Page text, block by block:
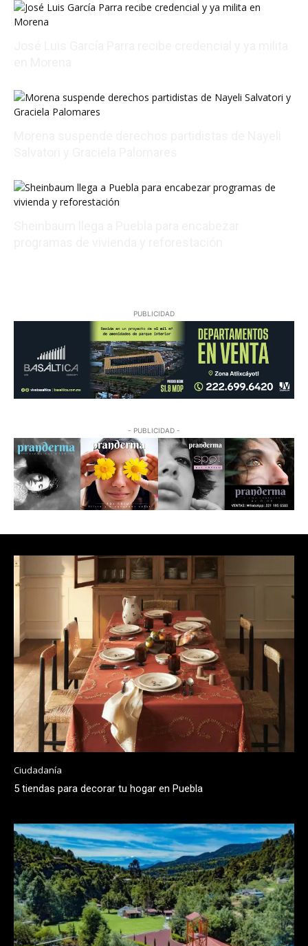
PUBLICIDAD
- PUBLICIDAD -
Ciudadanía
5 tiendas para decorar tu hogar en Puebla